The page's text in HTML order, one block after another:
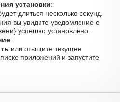
установки:
длиться несколько секунд.
вы увидите уведомление о
успешно установлено.
:
или отыщите текущее
приложений и запустите